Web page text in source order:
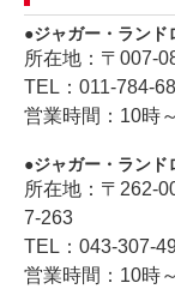
ジャガー・ランド
所在地：〒007-
TEL：011-784-
営業時間：10時
ジャガー・ランド
所在地：〒262-
7-263
TEL：043-307-
営業時間：10時